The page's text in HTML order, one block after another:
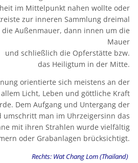
im Mittelpunkt nahen wollte oder
zur inneren Sammlung dreimal
Außenmauer, dann innen um die
Mauer
und schließlich die Opferstätte bzw.
das Heiligtum in der Mitte.
orientierte sich meistens an der
Licht, Leben und göttliche Kraft
Dem Aufgang und Untergang der
umschritt man im Uhrzeigersinn das
mit ihren Strahlen wurde vielfältig
oder Grabanlagen brücksichtigt.
Rechts: Wat Chang Lom (Thailand)